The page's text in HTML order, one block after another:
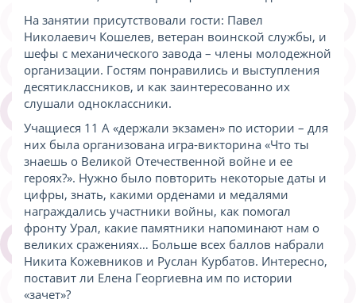
На занятии присутствовали гости: Павел
Николаевич Кошелев, ветеран воинской службы, и
шефы с механического завода – члены молодежной
организации. Гостям понравились и выступления
десятиклассников, и как заинтересованно их
слушали одноклассники.
Учащиеся 11 А «держали экзамен» по истории – для
них была организована игра-викторина «Что ты
знаешь о Великой Отечественной войне и ее
героях?». Нужно было повторить некоторые даты и
цифры, знать, какими орденами и медалями
награждались участники войны, как помогал
фронту Урал, какие памятники напоминают нам о
великих сражениях… Больше всех баллов набрали
Никита Кожевников и Руслан Курбатов. Интересно,
поставит ли Елена Георгиевна им по истории
«зачет»?